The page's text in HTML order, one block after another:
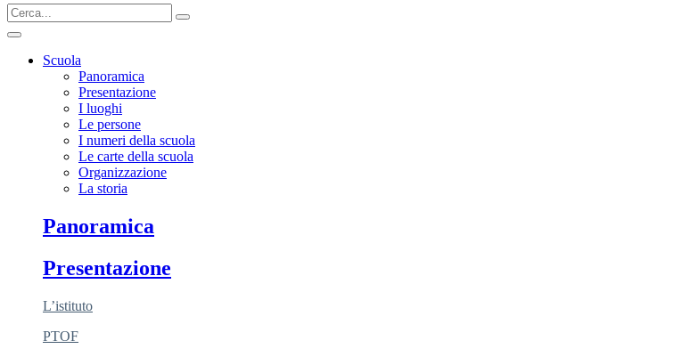
Scuola
Panoramica
Presentazione
I luoghi
Le persone
I numeri della scuola
Le carte della scuola
Organizzazione
La storia
Panoramica
Presentazione
L’istituto
PTOF